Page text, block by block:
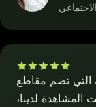
التي تضم مقاطع
لدينا،